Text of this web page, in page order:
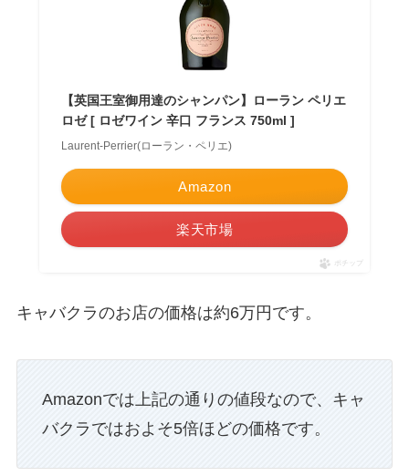
【英国王室御用達のシャンパン】ローラン ペリエ
ロゼ [ ロゼワイン 辛口 フランス 750ml ]
Laurent-Perrier(ローラン・ペリエ)
Amazon
楽天市場
ポチップ
キャバクラのお店の価格は約6万円です。
Amazonでは上記の通りの値段なので、キャ
バクラではおよそ5倍ほどの価格です。